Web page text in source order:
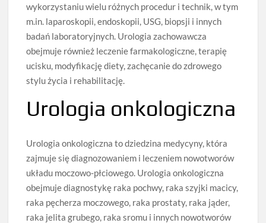
wykorzystaniu wielu różnych procedur i technik, w tym
m.in. laparoskopii, endoskopii, USG, biopsji i innych
badań laboratoryjnych. Urologia zachowawcza
obejmuje również leczenie farmakologiczne, terapię
ucisku, modyfikację diety, zachęcanie do zdrowego
stylu życia i rehabilitację.
Urologia onkologiczna
Urologia onkologiczna to dziedzina medycyny, która
zajmuje się diagnozowaniem i leczeniem nowotworów
układu moczowo-płciowego. Urologia onkologiczna
obejmuje diagnostykę raka pochwy, raka szyjki macicy,
raka pęcherza moczowego, raka prostaty, raka jąder,
raka jelita grubego, raka sromu i innych nowotworów